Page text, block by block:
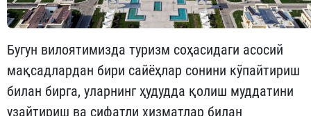
Бугун вилоятимизда туризм соҳасидаги асосий
мақсадлардан бири сайёҳлар сонини кўпайтириш
билан бирга, уларнинг ҳудудда қолиш муддатини
узайтириш ва сифатли хизматлар билан